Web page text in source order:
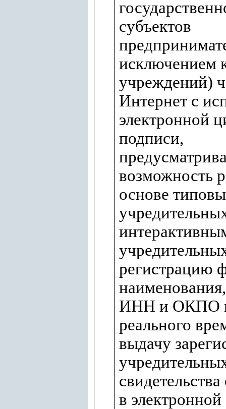
субъектов
исключением
учреждений)
Интернет с
электронной
подписи,
возможность
основе
регистрацию
ИНН и ОКПО
реального
выдачу
в